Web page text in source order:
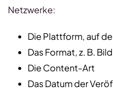
Netzwerke:
Die Plattform, auf
Das Format, z. B.
Die Content-Art
Das Datum der